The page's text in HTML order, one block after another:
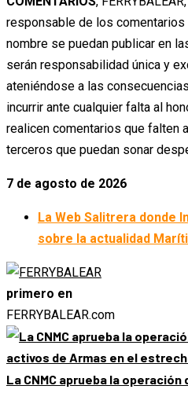
responsable de los comentarios
nombre se puedan publicar en
serán responsabilidad única y
ateniéndose a las
incurrir ante cualquier falta al
realicen comentarios que falten
terceros que puedan sonar
7 de agosto de 2026
La Web Salitrera donde
sobre la actualidad
primero en
FERRYBALEAR.com
La CNMC aprueba la